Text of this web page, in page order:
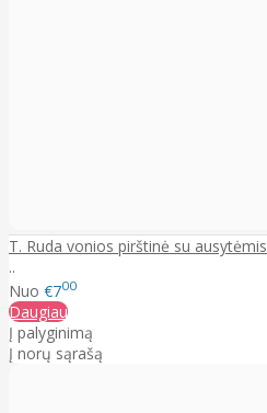
T. Ruda vonios pirštinė su ausytėmis
..
Nuo €700
Daugiau
Į palyginimą
Į norų sąrašą